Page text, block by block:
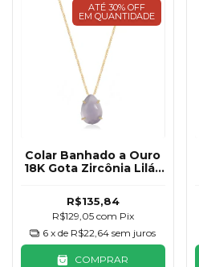
ATÉ 30% OFF
EM QUANTIDADE
Colar Banhado a Ouro
18K Gota Zircônia Lilás
R$135,84
R$129,05 com Pix
6 x de R$22,64 sem juros
COMPRAR